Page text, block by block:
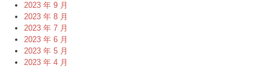
2023 年 9 月
2023 年 8 月
2023 年 7 月
2023 年 6 月
2023 年 5 月
2023 年 4 月